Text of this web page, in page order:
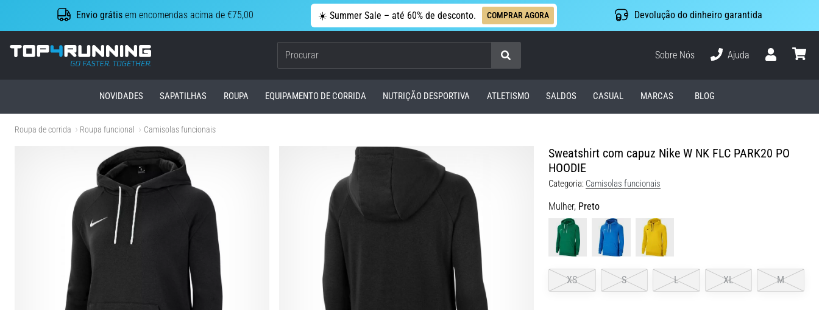
Envio grátis em encomendas acima de €75,00 ☀️ Summer Sale – até 60% de desconto. COMPRAR AGORA Devolução do dinheiro garantida
Top4Running.pt
Procurar
Sobre Nós
Ajuda
NOVIDADES SAPATILHAS ROUPA EQUIPAMENTO DE CORRIDA NUTRIÇÃO DESPORTIVA ATLETISMO SALDOS CASUAL MARCAS BLOG
Roupa de corrida Roupa funcional Camisolas funcionais
Sweatshirt com capuz Nike W NK FLC PARK20 PO
HOODIE
Categoria: Camisolas funcionais
Mulher, Preto
XS S L XL M